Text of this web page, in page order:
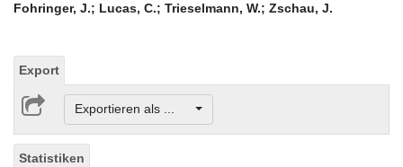
Fohringer, J.; Lucas, C.; Trieselmann, W.; Zschau, J.
Export
Exportieren als ...
Statistiken